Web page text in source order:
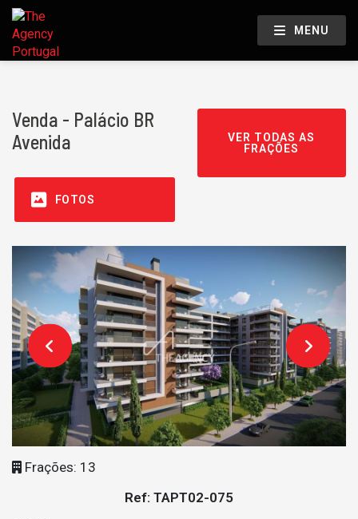
MENU
Venda - Palácio BR
Avenida
VER TODAS AS
FRAÇÕES
FOTOS
Frações: 13
Ref: TAPT02-075